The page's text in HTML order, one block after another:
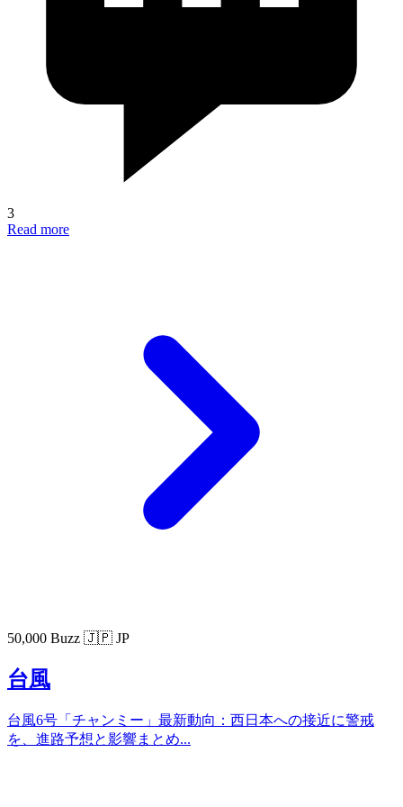
3
Read more
50,000 Buzz 🇯🇵 JP
台風
台風6号「チャンミー」最新動向：西日本への接近に警戒
を、進路予想と影響まとめ...